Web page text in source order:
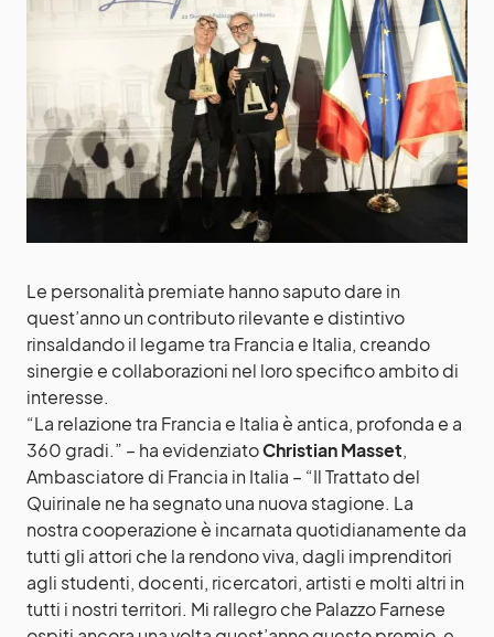
Le personalità premiate hanno saputo dare in
quest’anno un contributo rilevante e distintivo
rinsaldando il legame tra Francia e Italia, creando
sinergie e collaborazioni nel loro specifico ambito di
interesse.
“La relazione tra Francia e Italia è antica, profonda e a
360 gradi.” – ha evidenziatoChristian Masset,
Ambasciatore di Francia in Italia – “Il Trattato del
Quirinale ne ha segnato una nuova stagione. La
nostra cooperazione è incarnata quotidianamente da
tutti gli attori che la rendono viva, dagli imprenditori
agli studenti, docenti, ricercatori, artisti e molti altri in
tutti i nostri territori. Mi rallegro che Palazzo Farnese